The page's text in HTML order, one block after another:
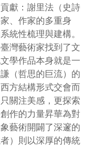
獻：謝里法（史詩
、作家的多重身
統性梳理與建構。
灣藝術家找到了文
學作品本身就是一
（哲思的巨流）的
方結構形式交會而
關注美感，更探索
作的力量昇華為對
藝術開闢了深邃的
）則以深厚的傳統